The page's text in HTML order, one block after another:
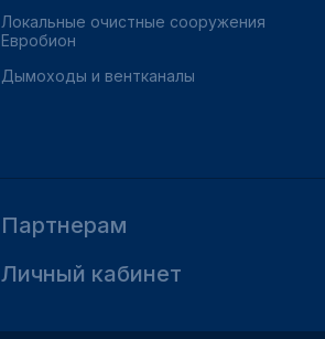
Локальные очистные сооружения
Евробион
Дымоходы и вентканалы
Партнерам
Личный кабинет